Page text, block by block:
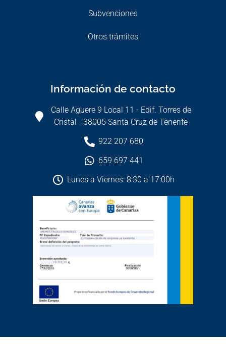
Subvenciones
Otros trámites
Información de contacto
Calle Aguere 9 Local 11 - Edif. Torres de
Cristal - 38005 Santa Cruz de Tenerife
922 207 680
659 697 441
Lunes a Viernes: 8:30 a 17:00h